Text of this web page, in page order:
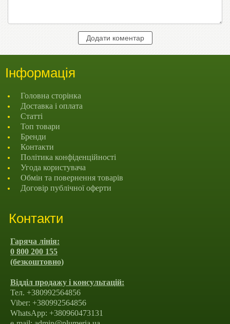
Інформація
Головна сторінка
Доставка і оплата
Статті
Топ товари
Бренди
Контакти
Політика конфіденційності
Угода користувача
Обмін та повернення товарів
Договір публічної оферти
Контакти
Гаряча лінія:
0 800 200 155
(безкоштовно)
Відділ продажу і консультацій:
Тел. +380992564856
Viber: +380992564856
WhatsApp: +380960473131